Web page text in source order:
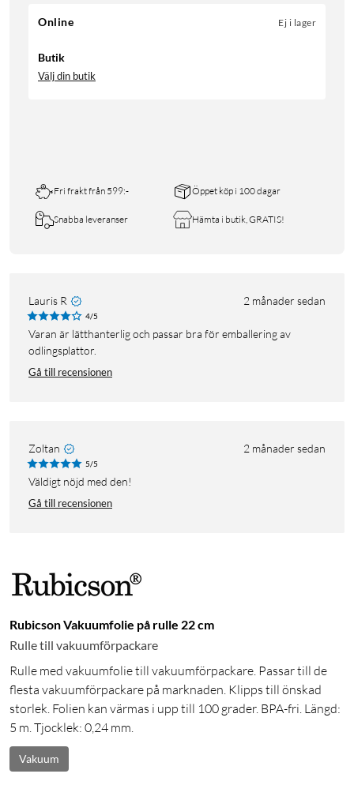
Online Ej i lager
Butik
Välj din butik
Fri frakt från 599:- Öppet köp i 100 dagar
Snabba leveranser Hämta i butik, GRATIS!
Lauris R 2 månader sedan
4/5
Varan är lätthanterlig och passar bra för emballering av
odlingsplattor.
Gå till recensionen
Zoltan 2 månader sedan
5/5
Väldigt nöjd med den!
Gå till recensionen
Rubicson Vakuumfolie på rulle 22 cm
Rulle till vakuumförpackare
Rulle med vakuumfolie till vakuumförpackare. Passar till de
flesta vakuumförpackare på marknaden. Klipps till önskad
storlek. Folien kan värmas i upp till 100 grader. BPA-fri. Längd:
5 m. Tjocklek: 0,24 mm.
Vakuum